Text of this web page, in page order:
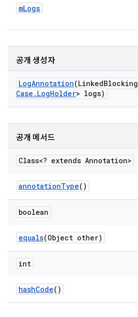
mLogs
공개 생성자
LogAnnotation(LinkedBlocking
Case . LogHolder> logs)
공개 메서드
Class<? extends Annotation>
annotationType()
boolean
equals(Object other)
int
hashCode()